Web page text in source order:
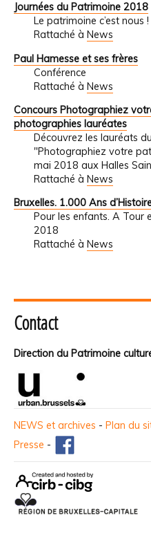
Journées du Patrimoine 2018
Le patrimoine c’est
Rattaché à News
Paul Hamesse et ses frères
Conférence
Rattaché à News
Concours Photographiez
photographies lauréates
Découvrez les lauréats
"Photographiez votre
mai 2018 aux Halles
Rattaché à News
Bruxelles. 1.000 Ans
Pour les enfants. A Tour
2018
Rattaché à News
Contact
Direction du Patrimoine
NEWS et archives - Plan du
Presse -